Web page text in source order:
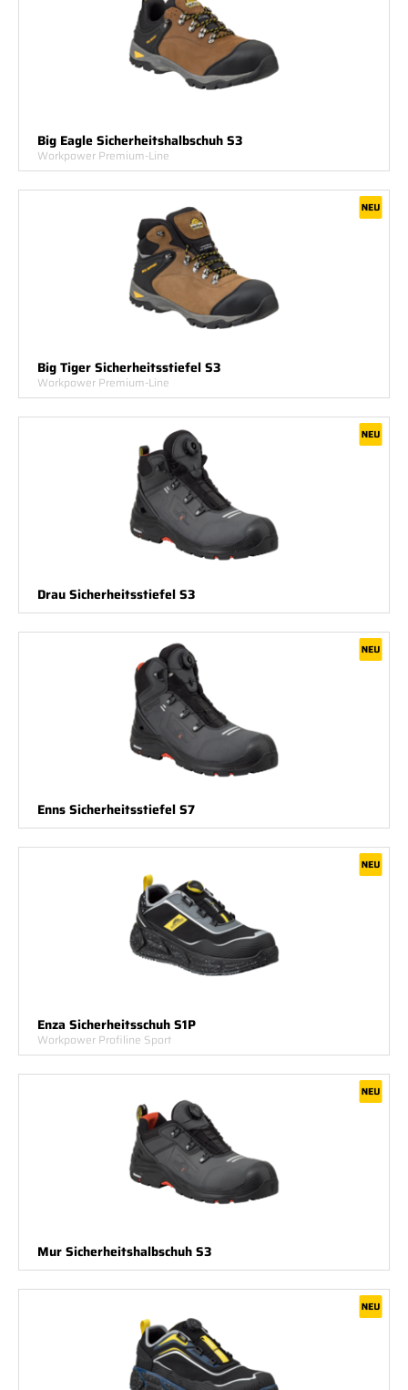
Big Eagle Sicherheitshalbschuh S3
Workpower Premium-Line
Big Tiger Sicherheitsstiefel S3
Workpower Premium-Line
Drau Sicherheitsstiefel S3
Enns Sicherheitsstiefel S7
Enza Sicherheitsschuh S1P
Workpower Profiline Sport
Mur Sicherheitshalbschuh S3